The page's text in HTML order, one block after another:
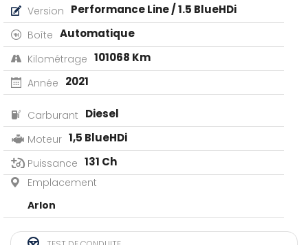
Version Performance Line / 1.5 BlueHDi
Boîte Automatique
Kilométrage 101068 Km
Année 2021
Carburant Diesel
Moteur 1,5 BlueHDi
Puissance 131 Ch
Emplacement
Arlon